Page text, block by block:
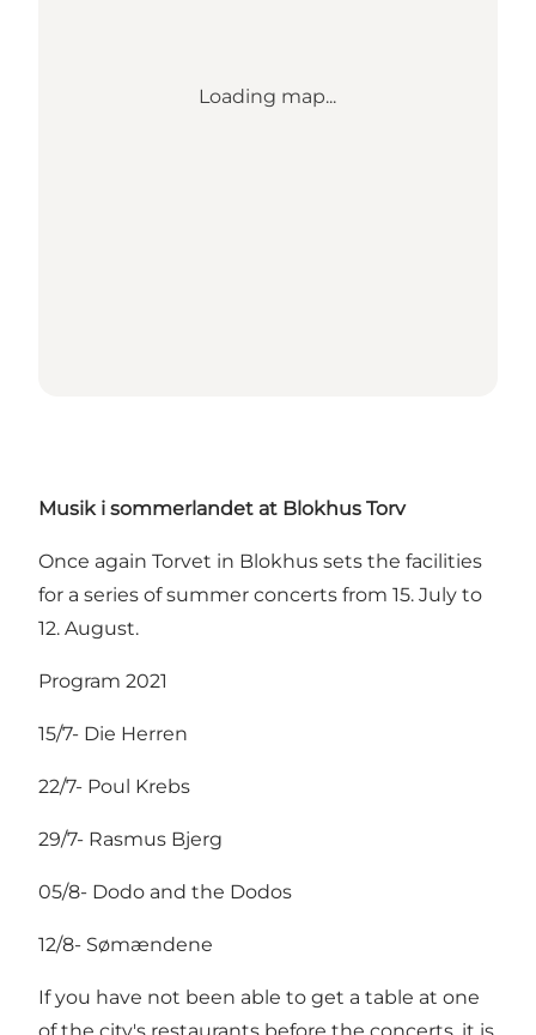
Loading map...
Musik i sommerlandet at Blokhus Torv
Once again Torvet in Blokhus sets the facilities
for a series of summer concerts from 15. July to
12. August.
Program 2021
15/7- Die Herren
22/7- Poul Krebs
29/7- Rasmus Bjerg
05/8- Dodo and the Dodos
12/8- Sømændene
If you have not been able to get a table at one